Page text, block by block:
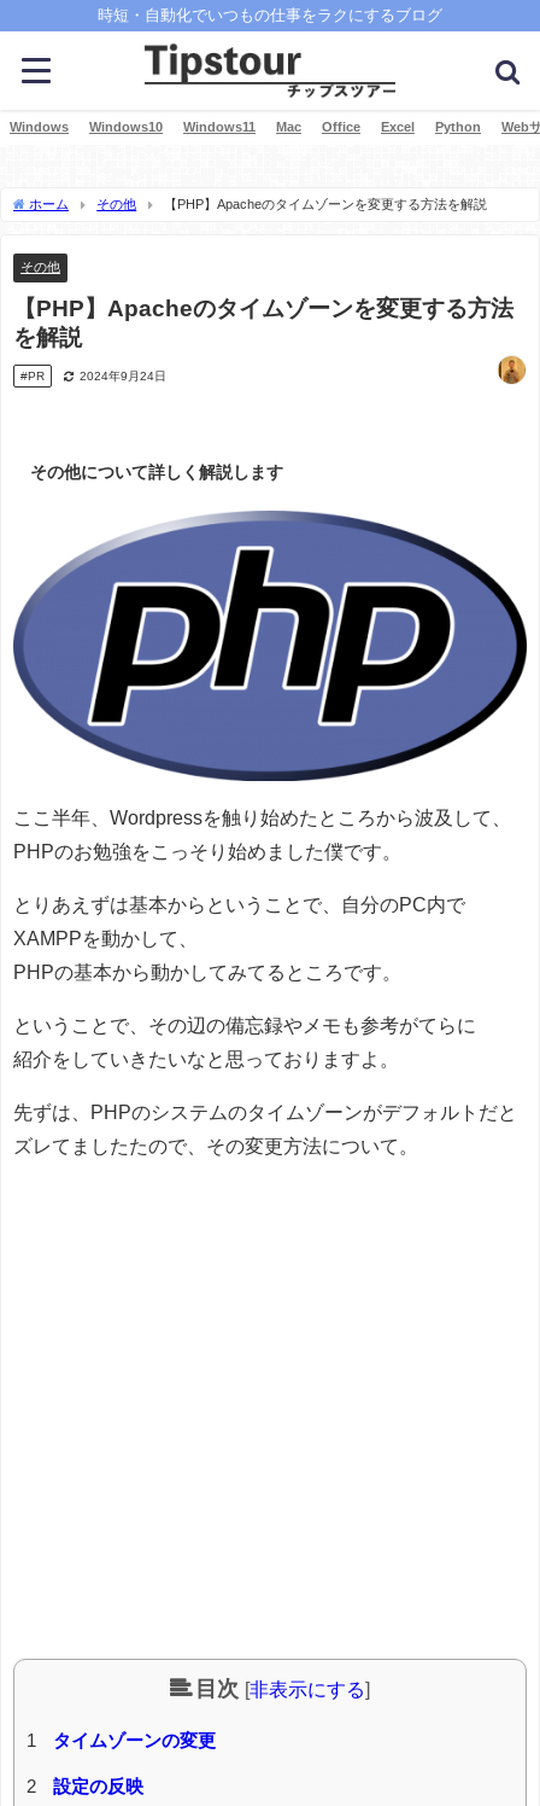
時短・自動化でいつもの仕事をラクにするブログ
Windows Windows10 Windows11 Mac Office Excel Python Web
ホーム その他 【PHP】Apacheのタイムゾーンを変更する方法を解説
その他
【PHP】Apacheのタイムゾーンを変更する方法
を解説
#PR 2024年9月24日
その他について詳しく解説します
ここ半年、Wordpressを触り始めたところから波及して、
PHPのお勉強をこっそり始めました僕です。
とりあえずは基本からということで、自分のPC内で
XAMPPを動かして、
PHPの基本から動かしてみてるところです。
ということで、その辺の備忘録やメモも参考がてらに
紹介をしていきたいなと思っておりますよ。
先ずは、PHPのシステムのタイムゾーンがデフォルトだと
ズレてましたたので、その変更方法について。
目次 [非表示にする]
1 タイムゾーンの変更
2 設定の反映